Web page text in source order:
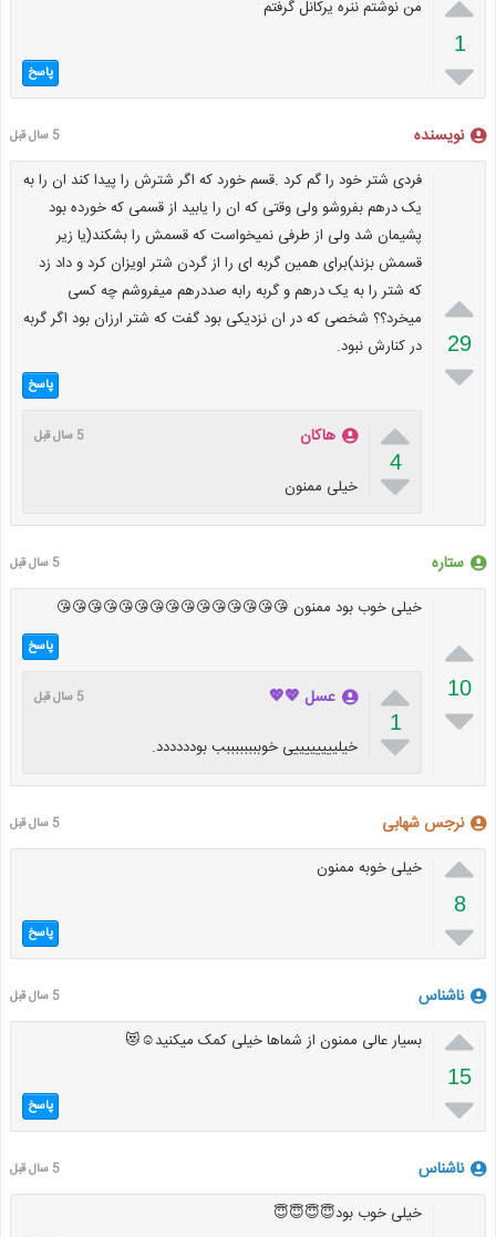
1

من نوشتم ننره یرکانل گرفتم
پاسخ
نویسنده 5 سال قبل

29

فردی شتر خود را گم کرد .قسم خورد که اگر شترش را پیدا کند ان را به
یک درهم بفروشو ولی وقتی که ان را یابید از قسمی که خورده بود
پشیمان شد ولی از طرفی نمیخواست که قسمش را بشکند(یا زیر
قسمش بزند)برای همین گربه ای را از گردن شتر اویزان کرد و داد زد
که شتر را به یک درهم و گربه رابه صددرهم میفروشم چه کسی
میخرد؟؟ شخصی که در ان نزدیکی بود گفت که شتر ارزان بود اگر گربه
در کنارش نبود.
پاسخ

4

هاکان 5 سال قبل
خیلی ممنون
ستاره 5 سال قبل

10

خیلی خوب بود ممنون 😘😘😘😘😘😘😘😘😘😘😘😘😘😘😘
پاسخ

1

عسل 💖💖 5 سال قبل
خیلییییییییی خوببببببببب بودددددد.
نرجس شهابی 5 سال قبل

8

خیلی خوبه ممنون
پاسخ
ناشناس 5 سال قبل

15

بسیار عالی ممنون از شماها خیلی کمک میکنید☺️😻
پاسخ
ناشناس 5 سال قبل
خیلی خوب بود😇😇😇😇